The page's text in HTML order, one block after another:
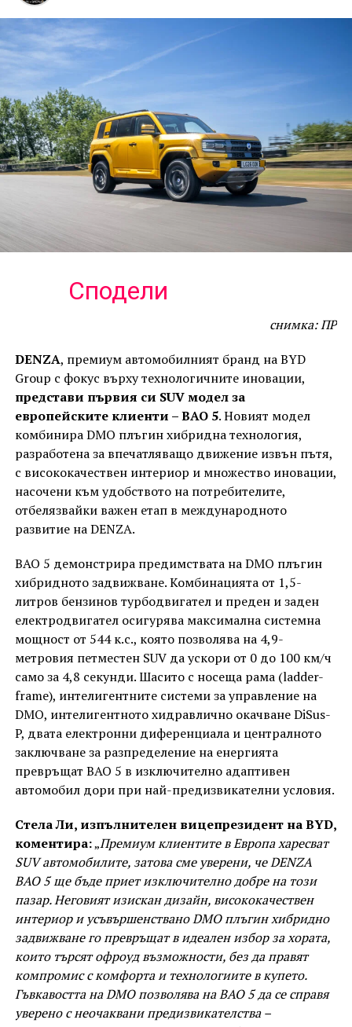
Сподели
снимка: ПР
DENZA, премиум автомобилният бранд на BYD
Group с фокус върху технологичните иновации,
представи първия си SUV модел за
европейските клиенти – BAO 5. Новият модел
комбинира DMO плъгин хибридна технология,
разработена за впечатляващо движение извън пътя,
с висококачествен интериор и множество иновации,
насочени към удобството на потребителите,
отбелязвайки важен етап в международното
развитие на DENZA.
BAO 5 демонстрира предимствата на DMO плъгин
хибридното задвижване. Комбинацията от 1,5-
литров бензинов турбодвигател и преден и заден
електродвигател осигурява максимална системна
мощност от 544 к.с., която позволява на 4,9-
метровия петместен SUV да ускори от 0 до 100 км/ч
само за 4,8 секунди. Шасито с носеща рама (ladder-
frame), интелигентните системи за управление на
DMO, интелигентното хидравлично окачване DiSus-
P, двата електронни диференциала и централното
заключване за разпределение на енергията
превръщат BAO 5 в изключително адаптивен
автомобил дори при най-предизвикателни условия.
Стела Ли, изпълнителен вицепрезидент на BYD,
коментира:„Премиум клиентите в Европа харесват
SUV автомобилите, затова сме уверени, че DENZA
BAO 5 ще бъде приет изключително добре на този
пазар. Неговият изискан дизайн, висококачествен
интериор и усъвършенствано DMO плъгин хибридно
задвижване го превръщат в идеален избор за хората,
които търсят офроуд възможности, без да правят
компромис с комфорта и технологиите в купето.
Гъвкавостта на DMO позволява на BAO 5 да се справя
уверено с неочаквани предизвикателства –